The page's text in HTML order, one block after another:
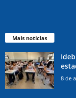
Mais notícias
8 de